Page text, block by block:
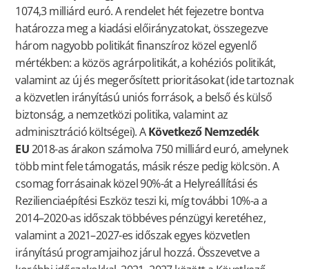
1074,3 milliárd euró. A rendelet hét fejezetre bontva
határozza meg a kiadási előirányzatokat, összegezve
három nagyobb politikát finanszíroz közel egyenlő
mértékben: a közös agrárpolitikát, a kohéziós politikát,
valamint az új és megerősített prioritásokat (ide tartoznak
a közvetlen irányítású uniós források, a belső és külső
biztonság, a nemzetközi politika, valamint az
adminisztráció költségei). AKövetkező Nemzedék
EU2018-as árakon számolva 750 milliárd euró, amelynek
több mint fele támogatás, másik része pedig kölcsön. A
csomag forrásainak közel 90%-át a Helyreállítási és
Rezilienciaépítési Eszköz teszi ki, míg további 10%-a a
2014–2020-as időszak többéves pénzügyi keretéhez,
valamint a 2021–2027-es időszak egyes közvetlen
irányítású programjaihoz járul hozzá. Összevetve a